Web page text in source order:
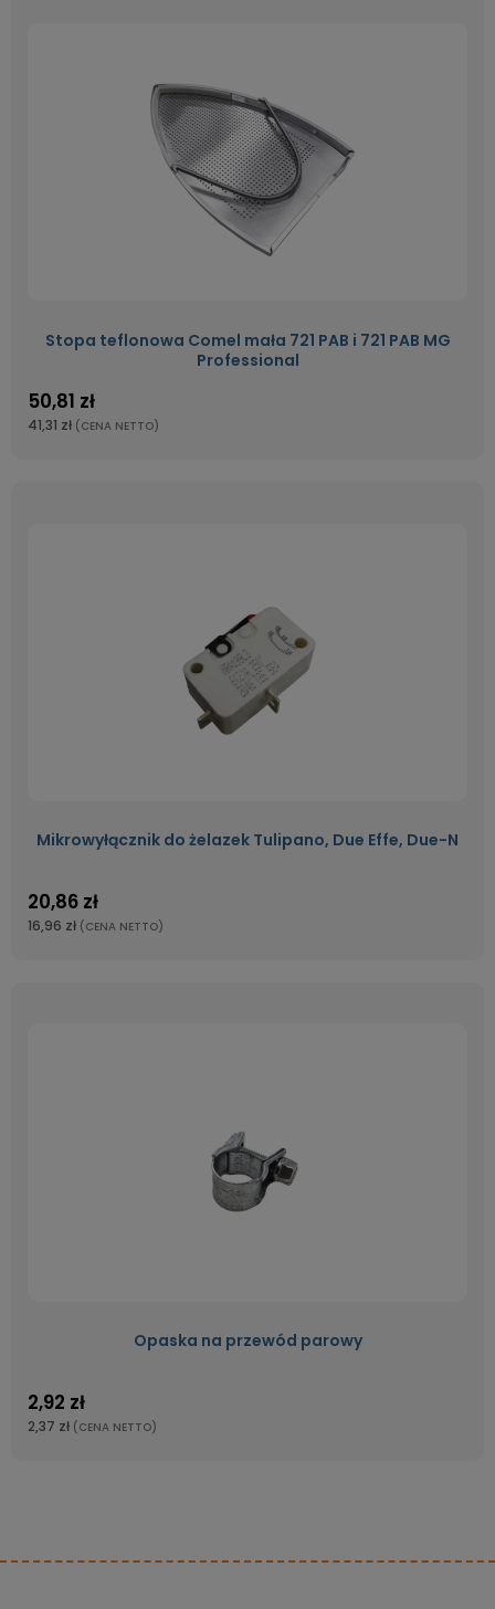
Stopa teflonowa Comel mała 721 PAB i 721 PAB MG
Professional
50,81 zł
41,31 zł (CENA NETTO)
Mikrowyłącznik do żelazek Tulipano, Due Effe, Due-N
20,86 zł
16,96 zł (CENA NETTO)
Opaska na przewód parowy
2,92 zł
2,37 zł (CENA NETTO)